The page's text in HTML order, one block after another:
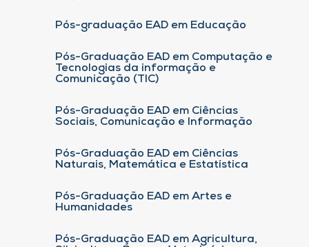
Pós-graduação EAD em Educação
Pós-Graduação EAD em Computação e
Tecnologias da informação e
Comunicação (TIC)
Pós-Graduação EAD em Ciências
Sociais, Comunicação e Informação
Pós-Graduação EAD em Ciências
Naturais, Matemática e Estatística
Pós-Graduação EAD em Artes e
Humanidades
Pós-Graduação EAD em Agricultura,